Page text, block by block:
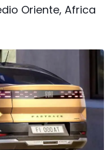
Oriente, Africa